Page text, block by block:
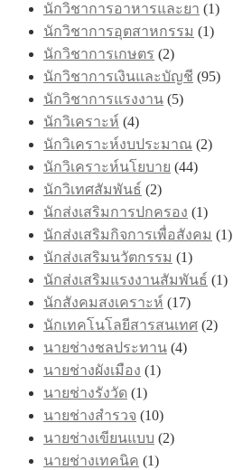
นักวิชาการอาหารและยา (1)
นักวิชาการอุตสาหกรรม (1)
นักวิชาการเกษตร (2)
นักวิชาการเงินและบัญชี (95)
นักวิชาการแรงงาน (5)
นักวิเคราะห์ (4)
นักวิเคราะห์งบประมาณ (2)
นักวิเคราะห์นโยบาย (44)
นักวิเทศสัมพันธ์ (2)
นักส่งเสริมการปกครอง (1)
นักส่งเสริมกิจการเพื่อสังคม (1)
นักส่งเสริมนวัตกรรม (1)
นักส่งเสริมแรงงานสัมพันธ์ (1)
นักสังคมสงเคราะห์ (17)
นักเทคโนโลยีสารสนเทศ (2)
นายช่างชลประทาน (4)
นายช่างผังเมือง (1)
นายช่างรังวัด (1)
นายช่างสำรวจ (10)
นายช่างเขียนแบบ (2)
นายช่างเทคนิค (1)